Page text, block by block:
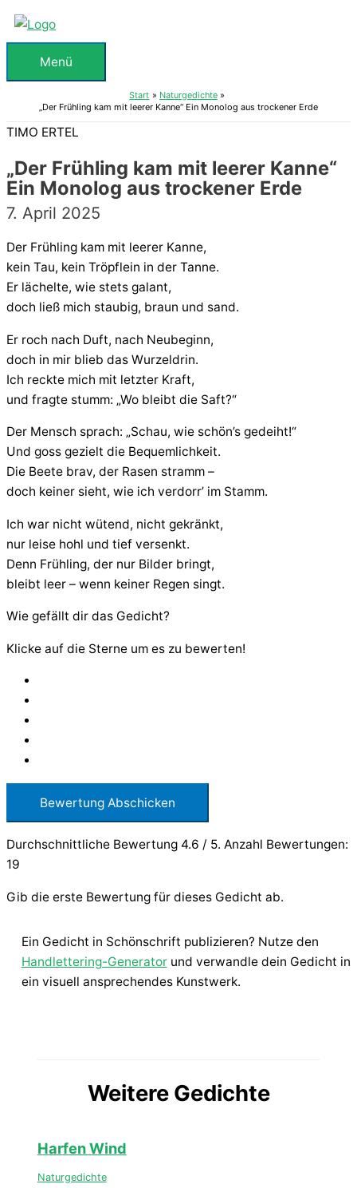
Zum
Inhalt
springenMenü
Menü
Start
Naturgedichte
„Der Frühling kam mit leerer Kanne“ Ein Monolog aus trockener Erde
TIMO ERTEL
„Der Frühling kam mit leerer Kanne“
Ein Monolog aus trockener Erde
7. April 2025
Der Frühling kam mit leerer Kanne,
kein Tau, kein Tröpflein in der Tanne.
Er lächelte, wie stets galant,
doch ließ mich staubig, braun und sand.
Er roch nach Duft, nach Neubeginn,
doch in mir blieb das Wurzeldrin.
Ich reckte mich mit letzter Kraft,
und fragte stumm: „Wo bleibt die Saft?“
Der Mensch sprach: „Schau, wie schön’s gedeiht!“
Und goss gezielt die Bequemlichkeit.
Die Beete brav, der Rasen stramm –
doch keiner sieht, wie ich verdorr’ im Stamm.
Ich war nicht wütend, nicht gekränkt,
nur leise hohl und tief versenkt.
Denn Frühling, der nur Bilder bringt,
bleibt leer – wenn keiner Regen singt.
Wie gefällt dir das Gedicht?
Klicke auf die Sterne um es zu bewerten!
Bewertung Abschicken
Durchschnittliche Bewertung 4.6 / 5. Anzahl Bewertungen:
19
Gib die erste Bewertung für dieses Gedicht ab.
Ein Gedicht in Schönschrift publizieren? Nutze den
Handlettering-Generatorund verwandle dein Gedicht in
ein visuell ansprechendes Kunstwerk.
Weitere Gedichte
Harfen Wind
Naturgedichte